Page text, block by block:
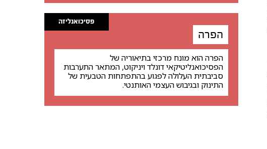
פסיכואנליזה
הפרה
הפרה הוא מונח מרכזי בתיאוריה של
הפסיכואנליטיקאי דונלד ויניקוט, המתאר התערבות
סביבתית העלולה לפגוע בהתפתחות הטבעית של
התינוק ובגיבוש העצמי האותנטי.